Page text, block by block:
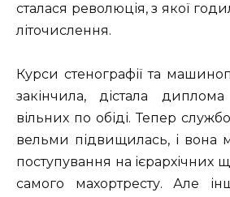
сталася революція, з якої
літочислення.
Курси стенографії та
закінчила, дістала
вільних по обіді. Тепер
вельми підвищилась, і вона
поступування на ієрархічних
самого махортресту. Але